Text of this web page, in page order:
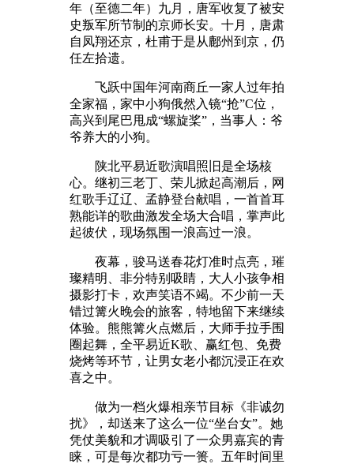
年（至德二年）九月，唐军收复了被安
史叛军所节制的京师长安。十月，唐肃
自凤翔还京，杜甫于是从鄜州到京，仍
任左拾遗。
飞跃中国年河南商丘一家人过年拍
全家福，家中小狗俄然入镜“抢”C位，
高兴到尾巴甩成“螺旋桨”，当事人：爷
爷养大的小狗。
陕北平易近歌演唱照旧是全场核
心。继初三老丁、荣儿掀起高潮后，网
红歌手辽辽、孟静登台献唱，一首首耳
熟能详的歌曲激发全场大合唱，掌声此
起彼伏，现场氛围一浪高过一浪。
夜幕，骏马送春花灯准时点亮，璀
璨精明、非分特别吸睛，大人小孩争相
摄影打卡，欢声笑语不竭。不少前一天
错过篝火晚会的旅客，特地留下来继续
体验。熊熊篝火点燃后，大师手拉手围
圈起舞，全平易近K歌、赢红包、免费
烧烤等环节，让男女老小都沉浸正在欢
喜之中。
做为一档火爆相亲节目标《非诚勿
扰》，却送来了这么一位“坐台女”。她
凭仗美貌和才调吸引了一众男嘉宾的青
睐，可是每次都功亏一篑。五年时间里